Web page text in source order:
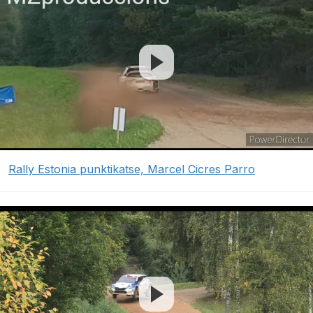
Rally Estonia punktikatse, Marcel Cicres Parro